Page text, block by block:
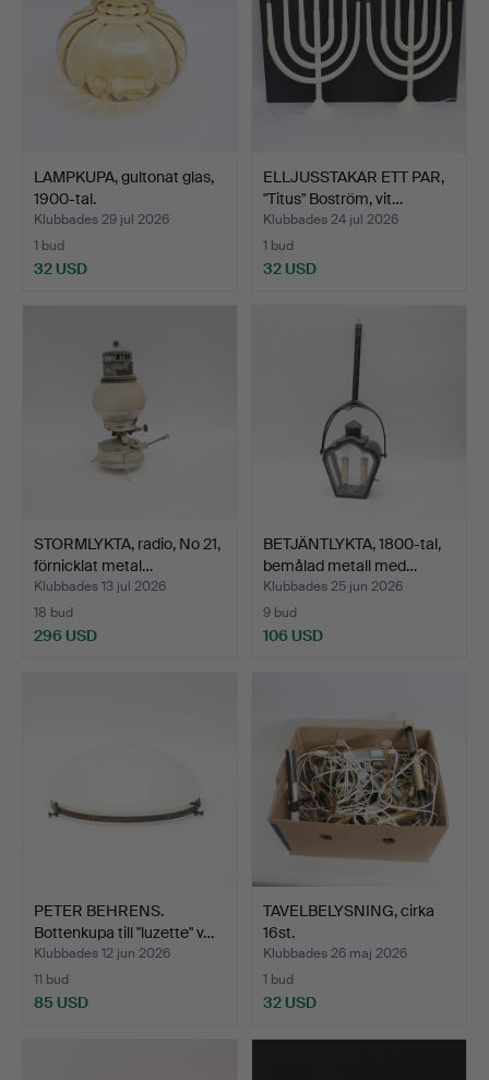
LAMPKUPA, gultonat glas,
1900-tal.
Klubbades 29 jul 2026
1 bud
32 USD
ELLJUSSTAKAR ETT PAR,
"Titus" Boström, vit…
Klubbades 24 jul 2026
1 bud
32 USD
STORMLYKTA, radio, No 21,
förnicklat metal…
Klubbades 13 jul 2026
18 bud
296 USD
BETJÄNTLYKTA, 1800-tal,
bemålad metall med…
Klubbades 25 jun 2026
9 bud
106 USD
PETER BEHRENS.
Bottenkupa till "luzette" v…
Klubbades 12 jun 2026
11 bud
85 USD
TAVELBELYSNING, cirka
16st.
Klubbades 26 maj 2026
1 bud
32 USD